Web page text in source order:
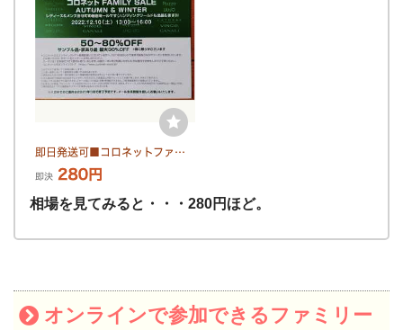
相場を見てみると・・・280円ほど。
オンラインで参加できるファミリー